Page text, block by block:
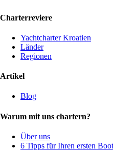
Charterreviere
Yachtcharter Kroatien
Länder
Regionen
Artikel
Blog
Warum mit uns chartern?
Über uns
6 Tipps für Ihren ersten